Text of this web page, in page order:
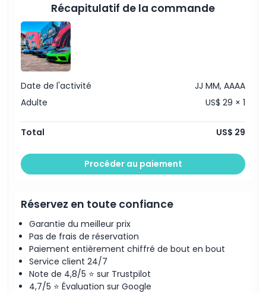
Récapitulatif de la commande
Date de l'activité
JJ MM, AAAA
Adulte
US$ 29 × 1
Total US$ 29
Procéder au paiement
Réservez en toute confiance
Garantie du meilleur prix
Pas de frais de réservation
Paiement entièrement chiffré de bout en bout
Service client 24/7
Note de 4,8/5 ⭐ sur Trustpilot
4,7/5 ⭐ Évaluation sur Google